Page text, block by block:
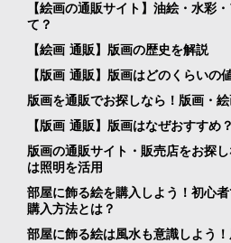
【絵画の通販サイト】油絵・水彩
て？
【絵画 通販】版画の歴史を解説
【版画 通販】版画はどのくらいの
版画を通販でお探しなら！版画・
【版画 通販】版画はなぜおすすめ
版画の通販サイト・販売店をお探
は照明を活用
部屋に飾る絵を購入しよう！初心
購入方法とは？
部屋に飾る絵は風水も意識しよう